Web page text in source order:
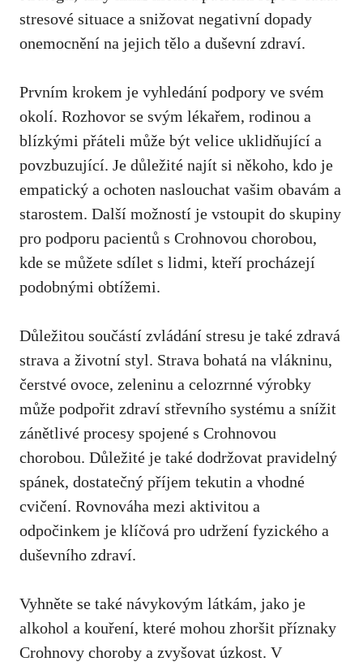
stresové situace a snižovat negativní ⁢dopady
‌onemocnění na jejich ⁤tělo a duševní ⁤zdraví.
Prvním krokem⁤ je vyhledání podpory ve svém
okolí. Rozhovor se svým⁣ lékařem, rodinou a
blízkými přáteli může být velice uklidňující a
povzbuzující. Je důležité najít si někoho, kdo je
empatický ⁢a ochoten naslouchat vašim ​obavám a
starostem. Další možností je vstoupit ⁣do skupiny
pro podporu pacientů s Crohnovou chorobou,
kde se můžete ‍sdílet s ​lidmi, kteří procházejí⁣
podobnými ‍obtížemi.
Důležitou ⁤součástí⁢ zvládání stresu je‍ také zdravá
strava a ⁣životní styl. Strava bohatá na⁣ vlákninu,
čerstvé ⁤ovoce, zeleninu a celozrnné výrobky ​
může‍ podpořit‌ zdraví střevního systému a snížit
zánětlivé procesy‌ spojené s‍ Crohnovou
⁤chorobou. Důležité ⁣je také dodržovat pravidelný
spánek, dostatečný příjem‍ tekutin ‍a vhodné
cvičení. Rovnováha mezi⁢ aktivitou ⁢a
odpočinkem⁤ je klíčová pro‌ udržení fyzického a
duševního zdraví.
Vyhněte⁢ se také návykovým látkám, jako je
alkohol a kouření, které mohou zhoršit příznaky
Crohnovy ‍choroby a zvyšovat úzkost. V